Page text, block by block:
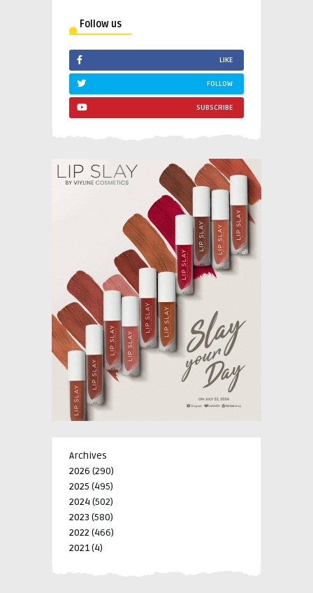
Follow us
LIKE
FOLLOW
SUBSCRIBE
Archives
2026 (290)
2025 (495)
2024 (502)
2023 (580)
2022 (466)
2021(4)